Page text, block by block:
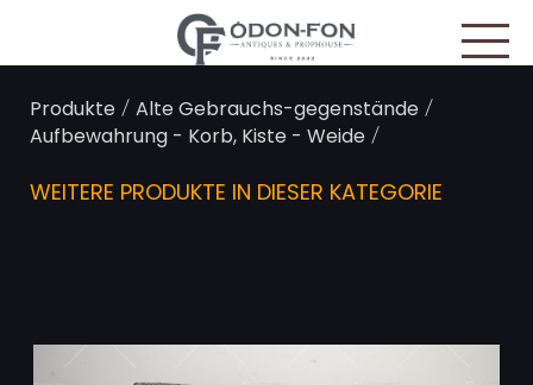
Produkte/Alte Gebrauchs-gegenstände/
Aufbewahrung - Korb, Kiste - Weide/
WEITERE PRODUKTE IN DIESER KATEGORIE